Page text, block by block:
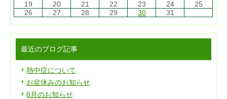
19
20 21 22 23 24
25
26
27 28 29 30 31
最近のブログ記事
熱中症について
お盆休みのお知らせ
6月のお知らせ